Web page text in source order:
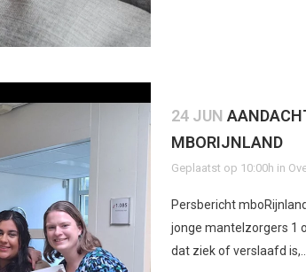
24 JUN
MBORIJNLAND
Geplaatst op 10:00h in
Persbericht
jonge mantelzorgers 1
dat ziek of verslaafd is,...